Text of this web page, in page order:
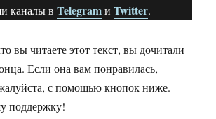
каналы в Telegramи Twitter.
вы читаете этот текст, вы дочитали
Если она вам понравилась,
с помощью кнопок ниже.
поддержку!